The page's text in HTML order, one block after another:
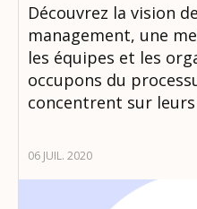
Découvrez la vision
management, une
les équipes et les
occupons du
concentrent sur
06 JUIL. 2020